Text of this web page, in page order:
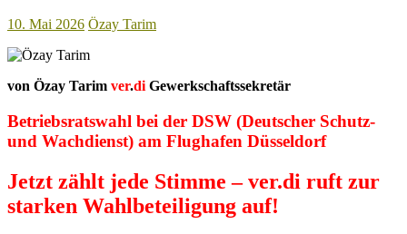
10. Mai 2026 Özay Tarim
von Özay Tarim ver.di Gewerkschaftssekretär
Betriebsratswahl bei der DSW (Deutscher Schutz-
und Wachdienst) am Flughafen Düsseldorf
Jetzt zählt jede Stimme – ver.di ruft zur
starken Wahlbeteiligung auf!